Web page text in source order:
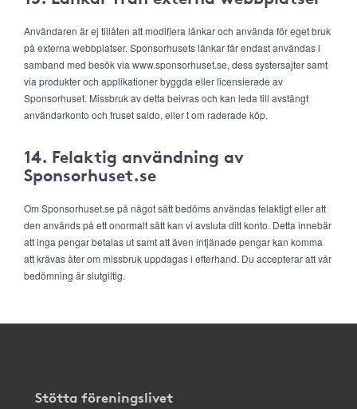
Användaren är ej tillåten att modifiera länkar och använda för eget bruk
på externa webbplatser. Sponsorhusets länkar får endast användas i
samband med besök via www.sponsorhuset.se, dess systersajter samt
via produkter och applikationer byggda eller licensierade av
Sponsorhuset. Missbruk av detta beivras och kan leda till avstängt
användarkonto och fruset saldo, eller t om raderade köp.
14. Felaktig användning av
Sponsorhuset.se
Om Sponsorhuset.se på något sätt bedöms användas felaktigt eller att
den används på ett onormalt sätt kan vi avsluta ditt konto. Detta innebär
att inga pengar betalas ut samt att även intjänade pengar kan komma
att krävas åter om missbruk uppdagas i efterhand. Du accepterar att vår
bedömning är slutgiltig.
Stötta föreningslivet